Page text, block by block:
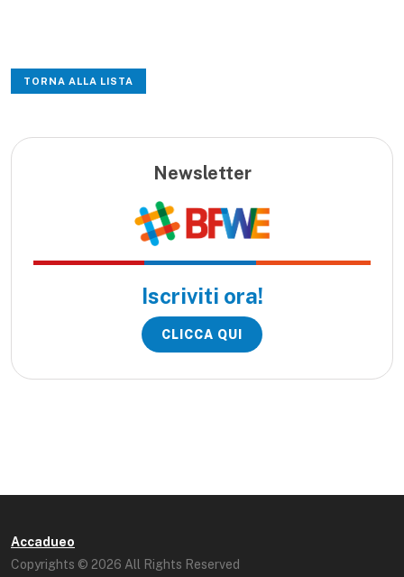
TORNA ALLA LISTA
Newsletter
Iscriviti ora!
CLICCA QUI
Accadueo
Copyrights © 2026 All Rights Reserved